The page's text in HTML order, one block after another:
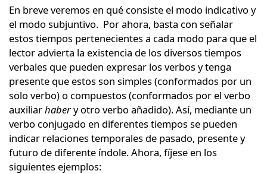
En breve veremos en qué consiste el modo indicativo y
el modo subjuntivo. Por ahora, basta con señalar
estos tiempos pertenecientes a cada modo para que el
lector advierta la existencia de los diversos tiempos
verbales que pueden expresar los verbos y tenga
presente que estos son simples (conformados por un
solo verbo) o compuestos (conformados por el verbo
auxiliarhabery otro verbo añadido). Así, mediante un
verbo conjugado en diferentes tiempos se pueden
indicar relaciones temporales de pasado, presente y
futuro de diferente índole. Ahora, fíjese en los
siguientes ejemplos: